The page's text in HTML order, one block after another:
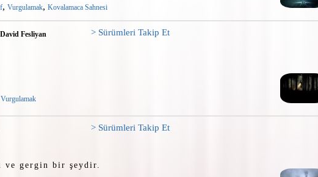
, Vurgulamak, Kovalamaca Sahnesi
Fesliyan > Sürümleri Takip Et
Vurgulamak
> Sürümleri Takip Et
gergin bir şeydir.